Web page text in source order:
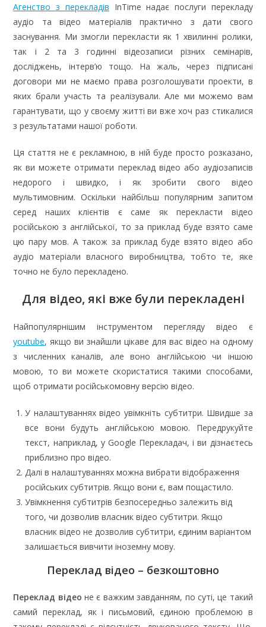
Агенство з перекладів InTime надає послуги перекладу
аудіо та відео матеріалів практично з дати свого
заснування. Ми змогли перекласти як 1 хвилинні ролики,
так і 2 та 3 годинні відеозаписи різних семінарів,
досліджень, інтерв’ю тощо. На жаль, через підписані
договори ми не маємо права розголошувати проекти, в
яких брали участь та реалізували. Але ми можемо вам
гарантувати, що у своєму житті ви вже хоч раз стикалися
з результатами нашої роботи.
Ця стаття не є рекламною, в ній буде просто розказано,
як ви можете отримати переклад відео або аудіозаписів
недорого і швидко, і як зробити свого відео
мультимовним. Оскільки найбільш популярним запитом
серед наших клієнтів є саме як перекласти відео
російською з англійської, то за приклад буде взято саме
цю пару мов. А також за приклад буде взято відео або
аудіо матеріали власного виробництва, тобто те, яке
точно не було перекладено.
Для відео, які вже були перекладені
Найпопулярнішим інструментом перегляду відео є
youtube, якщо ви знайшли цікаве для вас відео на одному
з численних каналів, але воно англійською чи іншою
мовою, то ви можете скористатися такими способами,
щоб отримати російськомовну версію відео.
У налаштуваннях відео увімкніть субтитри. Швидше за
все вони будуть англійською мовою. Передрукуйте
текст, наприклад, у Google Перекладач, і ви дізнаєтесь
приблизно про відео.
Далі в налаштуваннях можна вибрати відображення
російських субтитрів. Якщо вони є, вам пощастило.
Увімкнення субтитрів безпосередньо залежить від
того, чи дозволив власник відео субтитри. Якщо
власник відео не дозволив субтитри, єдиним варіантом
залишається вивчити іноземну мову.
Переклад відео – безкоштовно
Переклад відео не є важким завданням, по суті, це такий
самий переклад, як і письмовий, єдиною проблемою в